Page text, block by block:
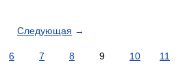
Следующая →
6 7 8 9 10 11